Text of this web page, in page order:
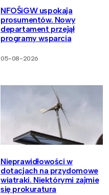
NFOŚiGW uspokaja
prosumentów. Nowy
departament przejął
programy wsparcia
05-08-2026
Nieprawidłowości w
dotacjach na przydomowe
wiatraki. Niektórymi zajmie
się prokuratura